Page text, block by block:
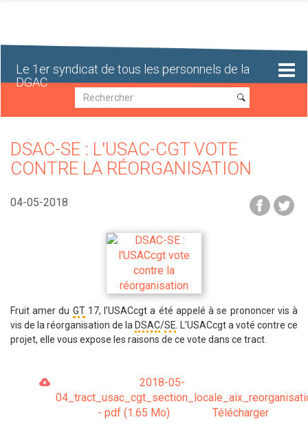
Le 1er syndicat de tous les personnels de la
DGAC
Recherche
Recherche
DSAC-SE : L'USAC-CGT VOTE
CONTRE LA RÉORGANISATION
04-05-2018
Fruit amer du GT17, l’USACcgt a été appelé à se prononcer vis à
vis de la réorganisation de la DSAC/SE . L’USACcgt a voté contre ce
projet, elle vous expose les raisons de ce vote dans ce tract.
2018-05-
- pdf (1.65 Mo)
Télécharger